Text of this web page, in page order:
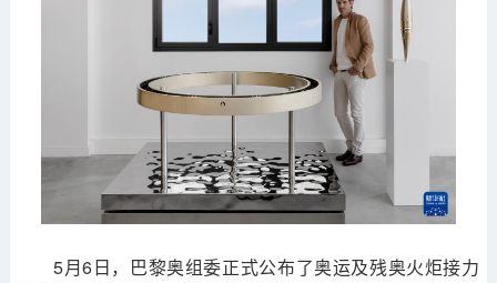
5月6日，巴黎奥组委正式公布了奥运及残奥火炬接力